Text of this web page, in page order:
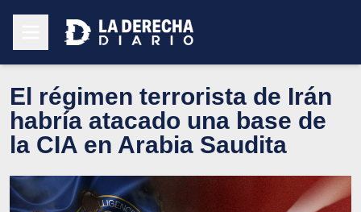
El régimen terrorista de Irán
habría atacado una base de
la CIA en Arabia Saudita